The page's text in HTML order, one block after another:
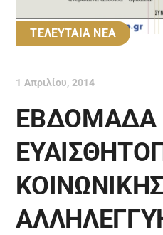
ΤΕΛΕΥΤΑΙΑ ΝΕΑ
1 Απριλίου, 2014
ΕΒΔΟΜΑΔΑ
ΚΟΙΝΩΝΙΚΗΣ